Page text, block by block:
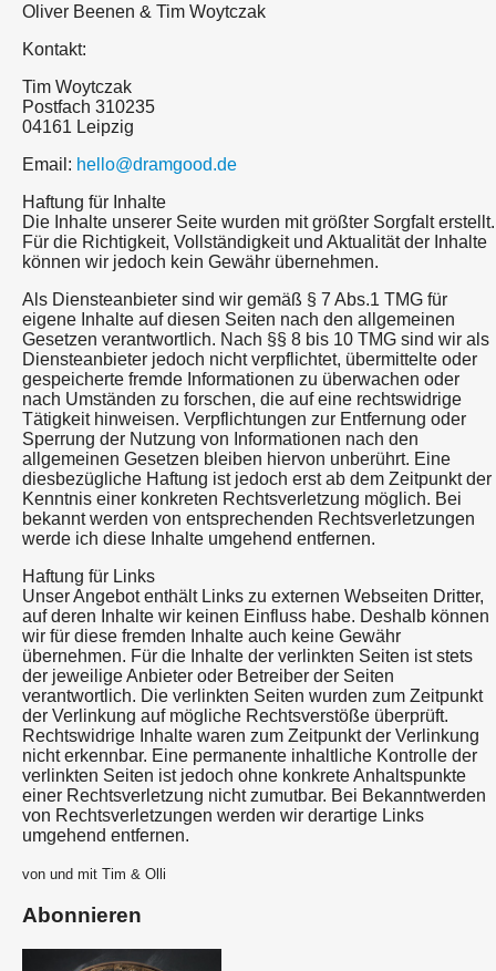
Oliver Beenen & Tim Woytczak
Kontakt:
Tim Woytczak
Postfach 310235
04161 Leipzig
Email: hello@dramgood.de
Haftung für Inhalte
Die Inhalte unserer Seite wurden mit größter Sorgfalt erstellt.
Für die Richtigkeit, Vollständigkeit und Aktualität der Inhalte
können wir jedoch kein Gewähr übernehmen.
Als Diensteanbieter sind wir gemäß § 7 Abs.1 TMG für
eigene Inhalte auf diesen Seiten nach den allgemeinen
Gesetzen verantwortlich. Nach §§ 8 bis 10 TMG sind wir als
Diensteanbieter jedoch nicht verpflichtet, übermittelte oder
gespeicherte fremde Informationen zu überwachen oder
nach Umständen zu forschen, die auf eine rechtswidrige
Tätigkeit hinweisen. Verpflichtungen zur Entfernung oder
Sperrung der Nutzung von Informationen nach den
allgemeinen Gesetzen bleiben hiervon unberührt. Eine
diesbezügliche Haftung ist jedoch erst ab dem Zeitpunkt der
Kenntnis einer konkreten Rechtsverletzung möglich. Bei
bekannt werden von entsprechenden Rechtsverletzungen
werde ich diese Inhalte umgehend entfernen.
Haftung für Links
Unser Angebot enthält Links zu externen Webseiten Dritter,
auf deren Inhalte wir keinen Einfluss habe. Deshalb können
wir für diese fremden Inhalte auch keine Gewähr
übernehmen. Für die Inhalte der verlinkten Seiten ist stets
der jeweilige Anbieter oder Betreiber der Seiten
verantwortlich. Die verlinkten Seiten wurden zum Zeitpunkt
der Verlinkung auf mögliche Rechtsverstöße überprüft.
Rechtswidrige Inhalte waren zum Zeitpunkt der Verlinkung
nicht erkennbar. Eine permanente inhaltliche Kontrolle der
verlinkten Seiten ist jedoch ohne konkrete Anhaltspunkte
einer Rechtsverletzung nicht zumutbar. Bei Bekanntwerden
von Rechtsverletzungen werden wir derartige Links
umgehend entfernen.
von und mit Tim & Olli
Abonnieren